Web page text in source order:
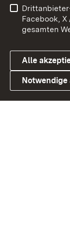
Link zum
Datenschutz
Facebook,
gesamten
Alle
Notwendige